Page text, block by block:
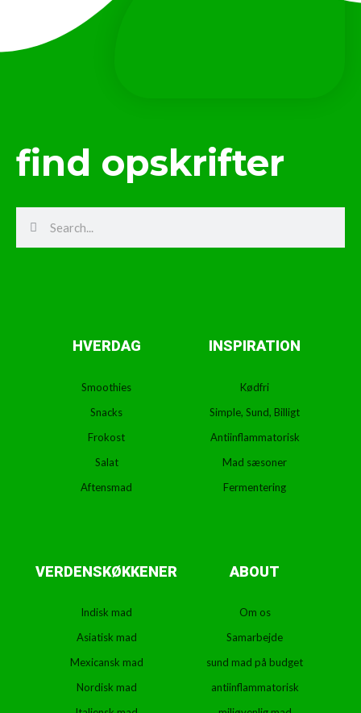
find opskrifter
HVERDAG
Smoothies
Snacks
Frokost
Salat
Aftensmad
INSPIRATION
Kødfri
Simple, Sund, Billigt
Antiinflammatorisk
Mad sæsoner
Fermentering
VERDENSKØKKENER
Indisk mad
Asiatisk mad
Mexicansk mad
Nordisk mad
ABOUT
Om os
Samarbejde
sund mad på budget
antiinflammatorisk